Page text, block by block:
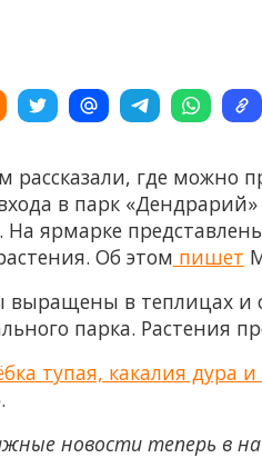
рассказали, где можно
в парк
На ярмарке
Об этом пишет
в теплицах и
парка. Растения
тупая, какалия
.
новости теперь в